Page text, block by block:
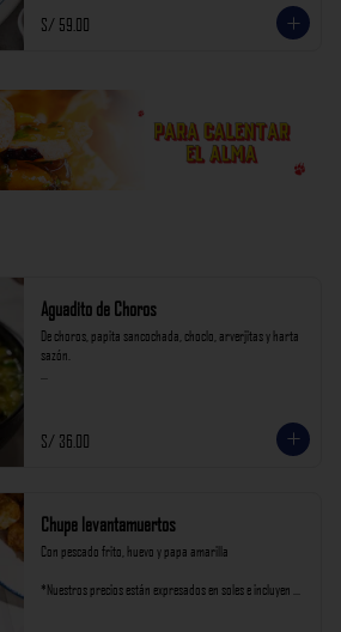
S/ 59.00
Aguadito de Choros
De choros, papita sancochada, choclo, arverjitas y harta
sazón.
S/ 36.00
Chupe levantamuertos
Con pescado frito, huevo y papa amarilla
*Nuestros precios están expresados en soles e incluyen